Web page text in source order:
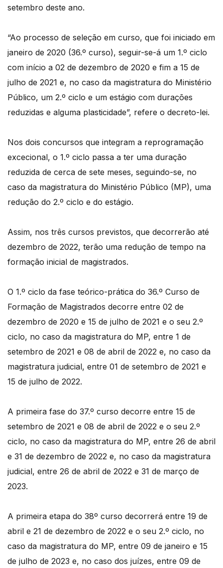
setembro deste ano.
“Ao processo de seleção em curso, que foi iniciado em
janeiro de 2020 (36.º curso), seguir-se-á um 1.º ciclo
com início a 02 de dezembro de 2020 e fim a 15 de
julho de 2021 e, no caso da magistratura do Ministério
Público, um 2.º ciclo e um estágio com durações
reduzidas e alguma plasticidade”, refere o decreto-lei.
Nos dois concursos que integram a reprogramação
excecional, o 1.º ciclo passa a ter uma duração
reduzida de cerca de sete meses, seguindo-se, no
caso da magistratura do Ministério Público (MP), uma
redução do 2.º ciclo e do estágio.
Assim, nos três cursos previstos, que decorrerão até
dezembro de 2022, terão uma redução de tempo na
formação inicial de magistrados.
O 1.º ciclo da fase teórico-prática do 36.º Curso de
Formação de Magistrados decorre entre 02 de
dezembro de 2020 e 15 de julho de 2021 e o seu 2.º
ciclo, no caso da magistratura do MP, entre 1 de
setembro de 2021 e 08 de abril de 2022 e, no caso da
magistratura judicial, entre 01 de setembro de 2021 e
15 de julho de 2022.
A primeira fase do 37.º curso decorre entre 15 de
setembro de 2021 e 08 de abril de 2022 e o seu 2.º
ciclo, no caso da magistratura do MP, entre 26 de abril
e 31 de dezembro de 2022 e, no caso da magistratura
judicial, entre 26 de abril de 2022 e 31 de março de
2023.
A primeira etapa do 38º curso decorrerá entre 19 de
abril e 21 de dezembro de 2022 e o seu 2.º ciclo, no
caso da magistratura do MP, entre 09 de janeiro e 15
de julho de 2023 e, no caso dos juízes, entre 09 de